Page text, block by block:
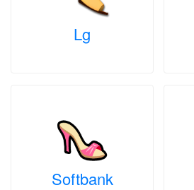
Lg
Softbank